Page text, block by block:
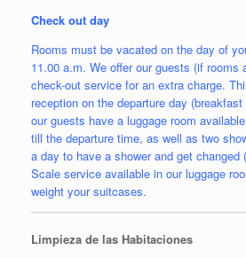
Check out day
Rooms must be vacated on the day of
11.00 a.m. We offer our guests (if rooms
check-out service for an extra charge.
reception on the departure day
our guests have a luggage room
till the departure time, as well as two
a day to have a shower and get changed
Scale service available in our luggage
weight your suitcases.
Limpieza de las Habitaciones